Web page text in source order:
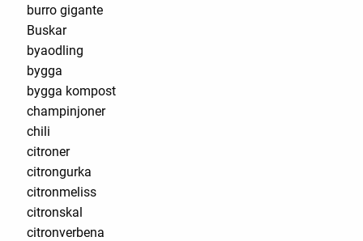
burro gigante
Buskar
byaodling
bygga
bygga kompost
champinjoner
chili
citroner
citrongurka
citronmeliss
citronskal
citronverbena